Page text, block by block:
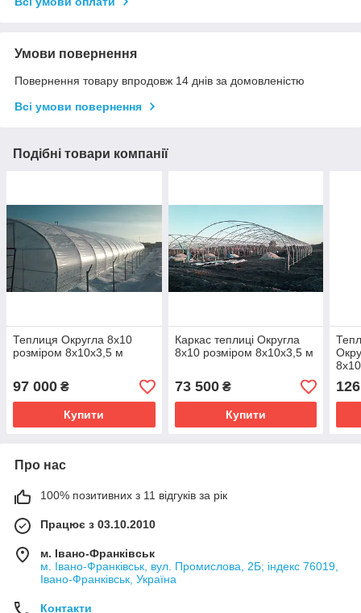
Умови повернення
Повернення товару впродовж 14 днів за домовленістю
Всі умови повернення
Подібні товари компанії
Теплиця Округла 8x10
розміром 8х10х3,5 м
97 000 ₴
Купити
Каркас теплиці Округла
8x10 розміром 8х10х3,5 м
73 500₴
Купити
Про нас
100% позитивних з 11 відгуків за рік
Працює з 03.10.2010
м. Івано-Франківськ
м. Івано-Франківськ, вул. Промислова, 2Б; індекс 76019,
Івано-Франківськ, Україна
Контакти